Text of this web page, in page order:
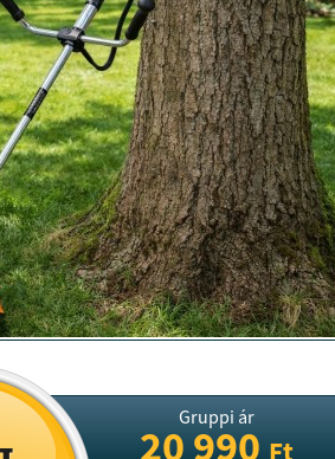
Gruppi ár
20 990Ft